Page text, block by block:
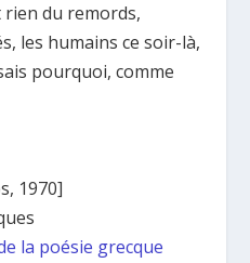
rien du remords,
les humains ce soir-là,
pourquoi, comme
1970]
la poésie grecque